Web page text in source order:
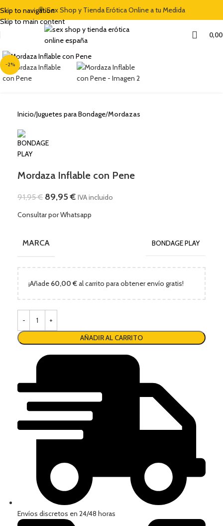
Skip to navigation
Skip to main content
🍭 Sex Shop y Tienda Erótica Online a tu Medida
-2%
Clic para ampliar
Inicio Juguetes para Bondage Mordazas
Mordaza Inflable con Pene
91,95€ 89,95€ IVA incluido
Consultar por Whatsapp
MARCA BONDAGE PLAY
¡Añade 60,00 €al carrito para obtener envío gratis!
AÑADIR AL CARRITO
Envíos discretos en 24/48 horas